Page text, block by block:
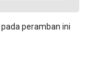
peramban ini